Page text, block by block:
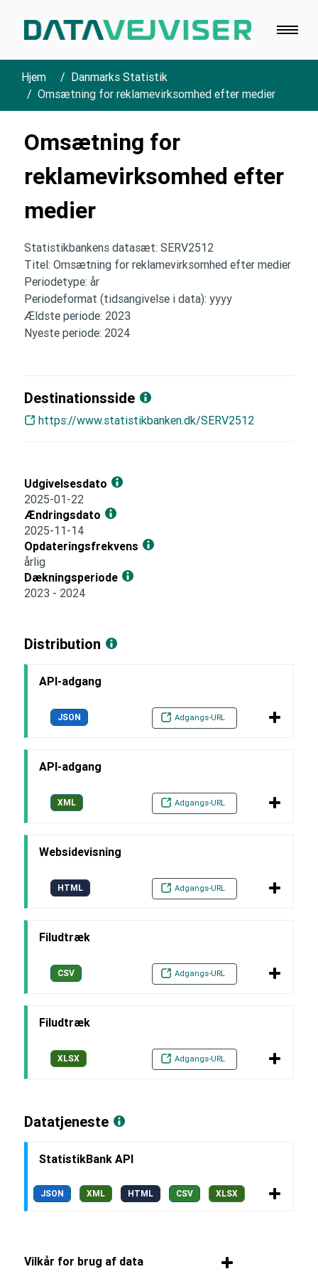
Hjem
Danmarks Statistik
Omsætning for reklamevirksomhed efter medier
Omsætning for
reklamevirksomhed efter
medier
Statistikbankens datasæt: SERV2512
Titel: Omsætning for reklamevirksomhed efter medier
Periodetype: år
Periodeformat (tidsangivelse i data): yyyy
Ældste periode: 2023
Nyeste periode: 2024
Destinationsside
https://www.statistikbanken.dk/SERV2512
Udgivelsesdato
2025-01-22
Ændringsdato
2025-11-14
Opdateringsfrekvens
årlig
Dækningsperiode
2023 - 2024
Distribution
API-adgang
JSON Adgangs-URL
API-adgang
XML Adgangs-URL
Websidevisning
HTML Adgangs-URL
Filudtræk
CSV Adgangs-URL
Filudtræk
XLSX Adgangs-URL
Datatjeneste
StatistikBank API
JSON XML HTML CSV XLSX
Vilkår for brug af data